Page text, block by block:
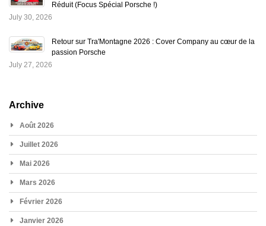
Réduit (Focus Spécial Porsche !)
July 30, 2026
Retour sur Tra'Montagne 2026 : Cover Company au cœur de la
passion Porsche
July 27, 2026
Archive
Août 2026
Juillet 2026
Mai 2026
Mars 2026
Février 2026
Janvier 2026